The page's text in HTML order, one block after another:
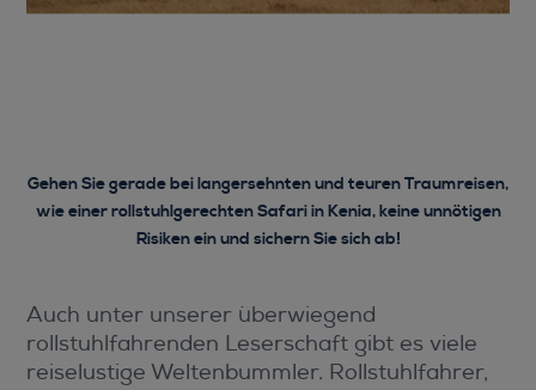
Gehen Sie gerade bei langersehnten und teuren Traumreisen,
wie einer rollstuhlgerechten Safari in Kenia, keine unnötigen
Risiken ein und sichern Sie sich ab!
Auch unter unserer überwiegend
rollstuhlfahrenden Leserschaft gibt es viele
reiselustige Weltenbummler. Rollstuhlfahrer,